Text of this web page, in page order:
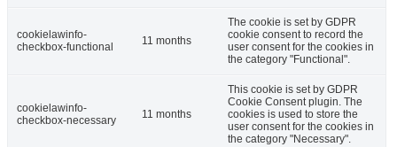
cookielawinfo-
checkbox-functional
11 months
The cookie is set by GDPR
cookie consent to record the
user consent for the cookies in
the category "Functional".
cookielawinfo-
checkbox-necessary
11 months
This cookie is set by GDPR
Cookie Consent plugin. The
cookies is used to store the
user consent for the cookies in
the category "Necessary".